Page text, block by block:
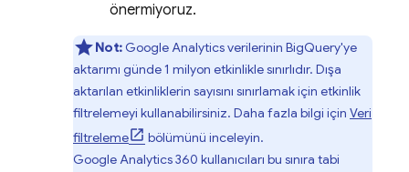
önermiyoruz.
Not: Google Analyticsverilerinin BigQuery'ye
aktarımı günde1 milyon etkinlikle sınırlıdır. Dışa
aktarılan etkinliklerin sayısını sınırlamak için etkinlik
filtrelemeyi kullanabilirsiniz. Daha fazla bilgi için Veri
filtreleme
bölümünü inceleyin.
Google Analytics 360 kullanıcıları bu sınıra tabi